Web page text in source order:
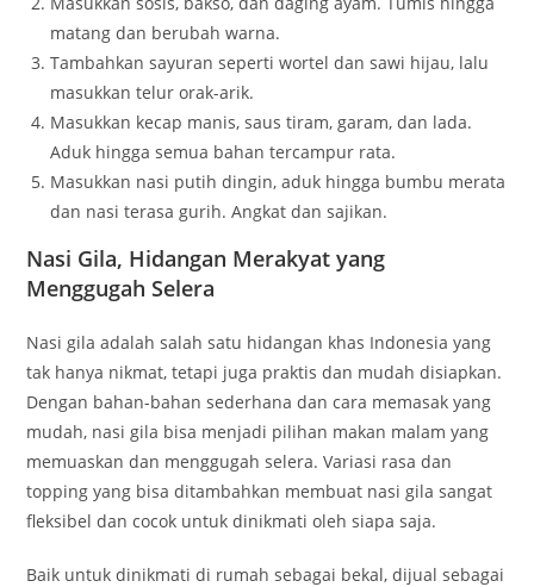
matang dan berubah warna.
Tambahkan sayuran seperti wortel dan sawi hijau, lalu
masukkan telur orak-arik.
Masukkan kecap manis, saus tiram, garam, dan lada.
Aduk hingga semua bahan tercampur rata.
Masukkan nasi putih dingin, aduk hingga bumbu merata
dan nasi terasa gurih. Angkat dan sajikan.
Nasi Gila, Hidangan Merakyat yang
Menggugah Selera
Nasi gila adalah salah satu hidangan khas Indonesia yang
tak hanya nikmat, tetapi juga praktis dan mudah disiapkan.
Dengan bahan-bahan sederhana dan cara memasak yang
mudah, nasi gila bisa menjadi pilihan makan malam yang
memuaskan dan menggugah selera. Variasi rasa dan
topping yang bisa ditambahkan membuat nasi gila sangat
fleksibel dan cocok untuk dinikmati oleh siapa saja.
Baik untuk dinikmati di rumah sebagai bekal, dijual sebagai